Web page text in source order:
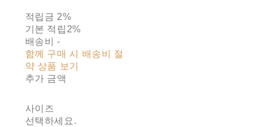
적립금 2%
기본 적립 2%
배송비-
함께 구매 시 배송비 절
약 상품 보기
추가 금액
사이즈
선택하세요.